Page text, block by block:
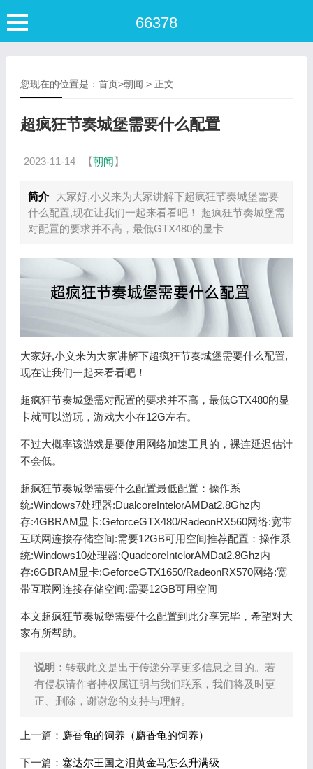
66378
您现在的位置是： 首页>朝闻 > 正文
超疯狂节奏城堡需要什么配置
2023-11-14 【朝闻】
简介
大家好,小义来为大家讲解下超疯狂节奏城堡需要
什么配置,现在让我们一起来看看吧！ 超疯狂节奏城堡需
对配置的要求并不高，最低GTX480的显卡
大家好,小义来为大家讲解下超疯狂节奏城堡需要什么配置,
现在让我们一起来看看吧！
超疯狂节奏城堡需对配置的要求并不高，最低GTX480的显
卡就可以游玩，游戏大小在12G左右。
不过大概率该游戏是要使用网络加速工具的，裸连延迟估计
不会低。
超疯狂节奏城堡需要什么配置最低配置：操作系
统:Windows7处理器:DualcoreIntelorAMDat2.8Ghz内
存:4GBRAM显卡:GeforceGTX480/RadeonRX560网络:宽带
互联网连接存储空间:需要12GB可用空间推荐配置：操作系
统:Windows10处理器:QuadcoreIntelorAMDat2.8Ghz内
存:6GBRAM显卡:GeforceGTX1650/RadeonRX570网络:宽
带互联网连接存储空间:需要12GB可用空间
本文超疯狂节奏城堡需要什么配置到此分享完毕，希望对大
家有所帮助。
说明： 转载此文是出于传递分享更多信息之目的。若
有侵权请作者持权属证明与我们联系，我们将及时更
正、删除，谢谢您的支持与理解。
上一篇： 麝香龟的饲养（麝香龟的饲养）
下一篇： 塞达尔王国之泪黄金马怎么升满级